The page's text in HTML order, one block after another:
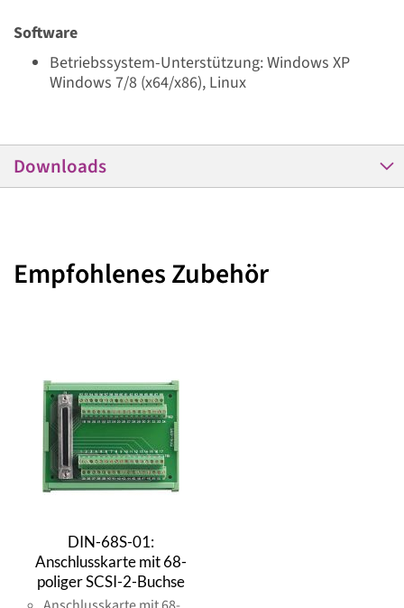
Software
Betriebssystem-Unterstützung: Windows XP
Windows 7/8 (x64/x86), Linux
Downloads
Empfohlenes Zubehör
DIN-68S-01:
Anschlusskarte mit 68-
poliger SCSI-2-Buchse